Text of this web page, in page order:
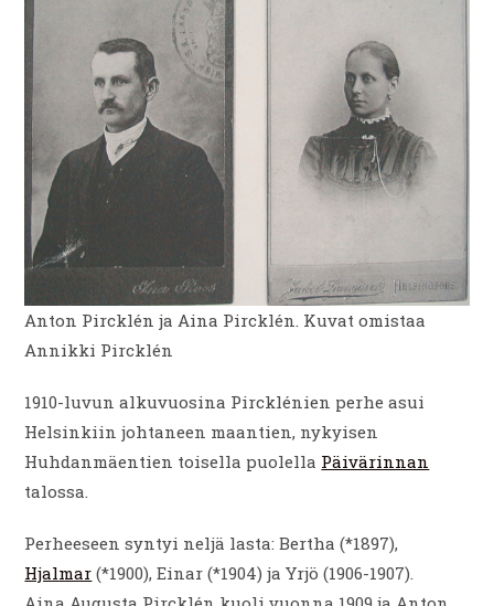
Anton Pircklén ja Aina Pircklén. Kuvat omistaa
Annikki Pircklén
1910-luvun alkuvuosina Pircklénien perhe asui
Helsinkiin johtaneen maantien, nykyisen
Huhdanmäentien toisella puolella Päivärinnan
talossa.
Perheeseen syntyi neljä lasta: Bertha (*1897),
Hjalmar (*1900), Einar (*1904) ja Yrjö (1906-1907).